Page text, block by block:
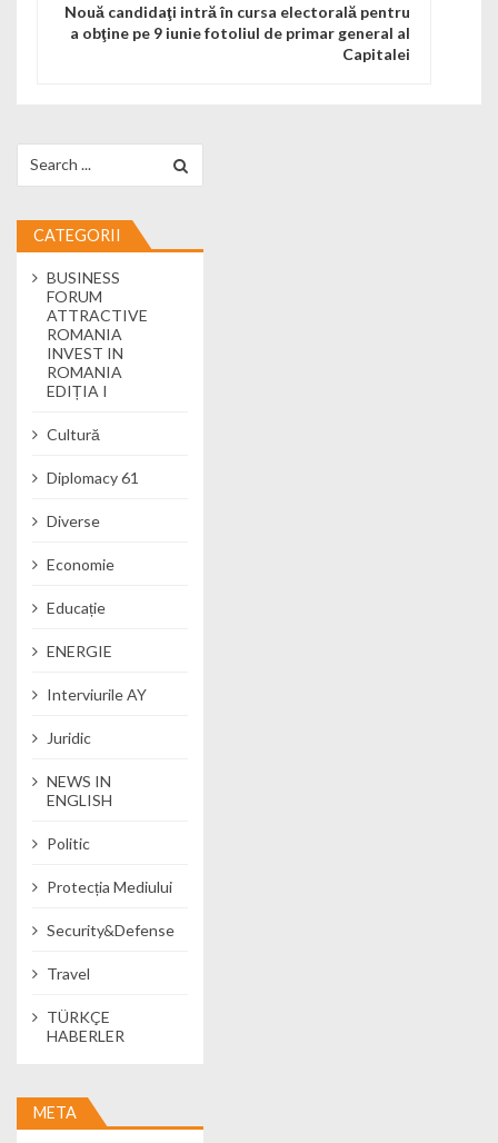
Nouă candidaţi intră în cursa electorală pentru
a obţine pe 9 iunie fotoliul de primar general al
Capitalei
CATEGORII
BUSINESS
FORUM
ATTRACTIVE
ROMANIA
INVEST IN
ROMANIA
EDIȚIA I
Cultură
Diplomacy 61
Diverse
Economie
Educație
ENERGIE
Interviurile AY
Juridic
NEWS IN
ENGLISH
Politic
Protecția Mediului
Security&Defense
Travel
TÜRKÇE
HABERLER
META